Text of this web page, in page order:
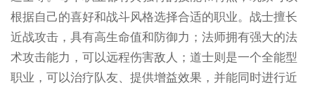
根据自己的喜好和战斗风格选择合适的职业。战士擅长
近战攻击，具有高生命值和防御力；法师拥有强大的法
术攻击能力，可以远程伤害敌人；道士则是一个全能型
职业，可以治疗队友、提供增益效果，并能同时进行近